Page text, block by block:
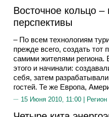
Восточное кольцо –
перспективы
– По всем технологиям
прежде всего, создать тот
самими жителями региона.
этого и начинали:
себя, затем
гостей. Те же Европа,
15 Июня 2010, 11:00 |